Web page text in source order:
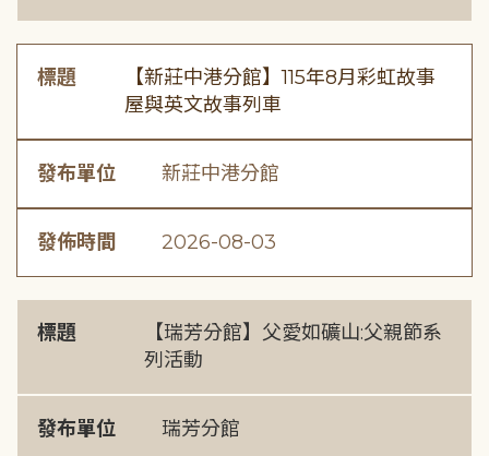
標題
【新莊中港分館】115年8月彩虹故事
屋與英文故事列車
發布單位 新莊中港分館
發佈時間 2026-08-03
標題
【瑞芳分館】父愛如礦山:父親節系
列活動
發布單位 瑞芳分館